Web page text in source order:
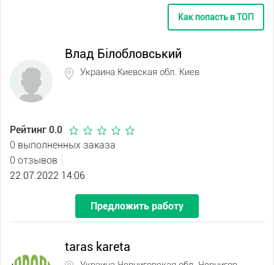
Как попасть в ТОП
Влад Білобловський
Украина Киевская обл. Киев
Рейтинг 0.0
0 выполненных заказа
0 отзывов
22.07.2022 14:06
Предложить работу
taras kareta